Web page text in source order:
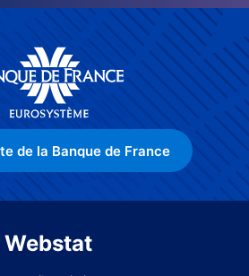
de la Banque de France
Webstat